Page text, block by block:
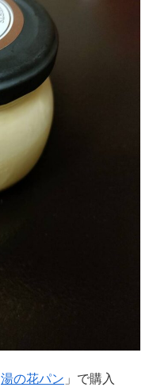
湯の花パン 」で購入